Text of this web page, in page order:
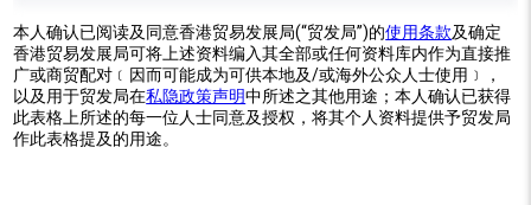
本人确认已阅读及同意香港贸易发展局(“贸发局”)的使用条款及确定
香港贸易发展局可将上述资料编入其全部或任何资料库内作为直接推
广或商贸配对﹝因而可能成为可供本地及/或海外公众人士使用﹞，
以及用于贸发局在私隐政策声明中所述之其他用途；本人确认已获得
此表格上所述的每一位人士同意及授权，将其个人资料提供予贸发局
作此表格提及的用途。